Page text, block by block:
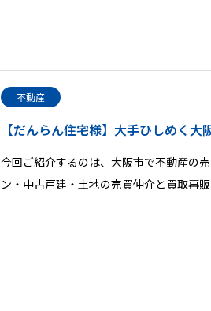
不動産
【だんらん住宅様】大手ひしめく
今回ご紹介するのは、大阪市で不動産の
ン・中古戸建・土地の売買仲介と買取再